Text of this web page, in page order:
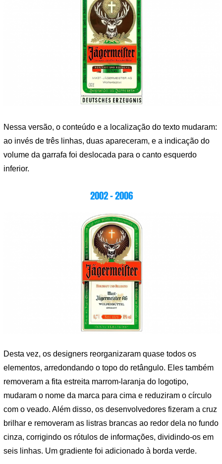
Nessa versão, o conteúdo e a localização do texto mudaram:
ao invés de três linhas, duas apareceram, e a indicação do
volume da garrafa foi deslocada para o canto esquerdo
inferior.
2002 – 2006
Desta vez, os designers reorganizaram quase todos os
elementos, arredondando o topo do retângulo. Eles também
removeram a fita estreita marrom-laranja do logotipo,
mudaram o nome da marca para cima e reduziram o círculo
com o veado. Além disso, os desenvolvedores fizeram a cruz
brilhar e removeram as listras brancas ao redor dela no fundo
cinza, corrigindo os rótulos de informações, dividindo-os em
seis linhas. Um gradiente foi adicionado à borda verde.